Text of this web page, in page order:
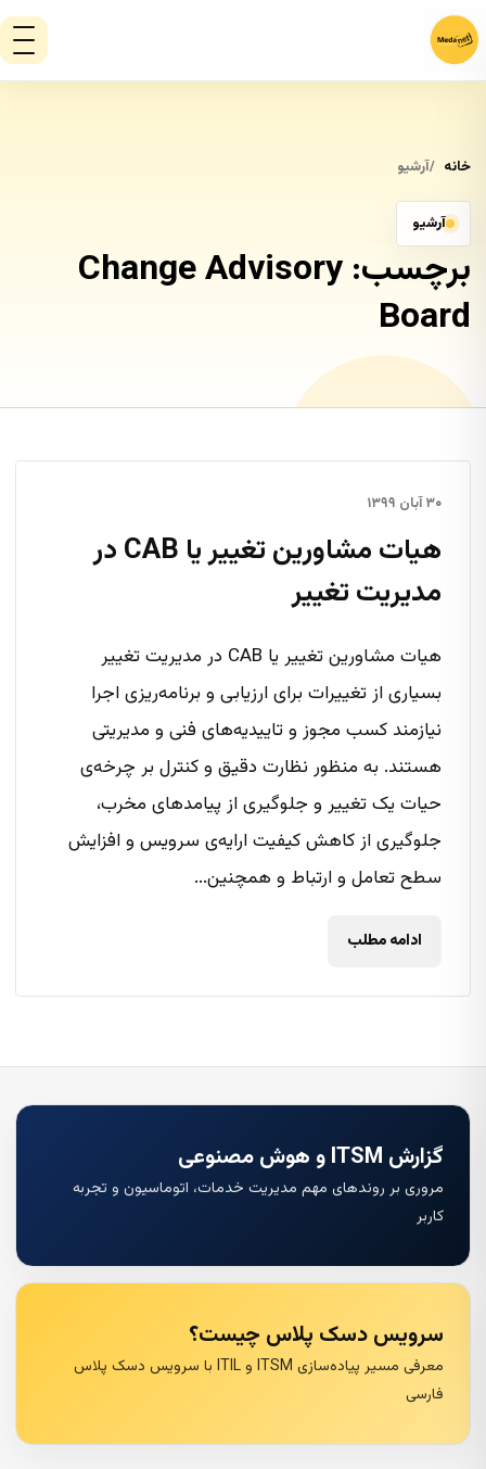
خانه آرشیو
آرشیو
برچسب: Change Advisory
Board
۳۰ آبان ۱۳۹۹
هیات مشاورین تغییر یا CAB در
مدیریت تغییر
هیات مشاورین تغییر یا CAB در مدیریت تغییر
بسیاری از تغییرات برای ارزیابی و برنامه‌ریزی اجرا
نیازمند کسب مجوز و تاییدیه‌های فنی و مدیریتی
هستند. به منظور نظارت دقیق و کنترل بر چرخه‌ی
حیات یک تغییر و جلوگیری از پیامدهای مخرب،
جلوگیری از کاهش کیفیت ارایه‌ی سرویس و افزایش
سطح تعامل و ارتباط و همچنین...
ادامه مطلب
گزارش ITSM و هوش مصنوعی
مروری بر روندهای مهم مدیریت خدمات، اتوماسیون و تجربه
کاربر
سرویس دسک پلاس چیست؟
معرفی مسیر پیاده‌سازی ITSM و ITIL با سرویس دسک پلاس
فارسی